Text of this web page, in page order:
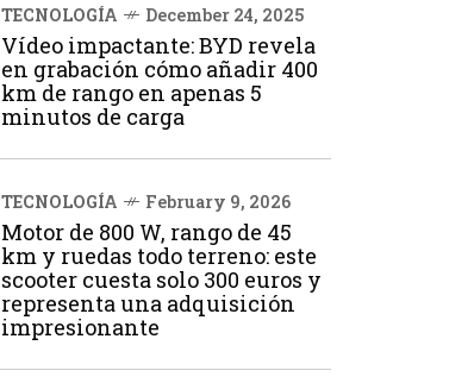
TECNOLOGÍA December 24, 2025
Vídeo impactante: BYD revela
en grabación cómo añadir 400
km de rango en apenas 5
minutos de carga
TECNOLOGÍA February 9, 2026
Motor de 800 W, rango de 45
km y ruedas todo terreno: este
scooter cuesta solo 300 euros y
representa una adquisición
impresionante